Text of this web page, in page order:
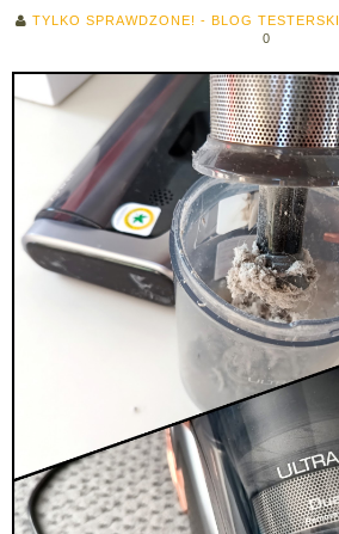
TYLKO SPRAWDZONE! - BLOG TESTERSKI
0